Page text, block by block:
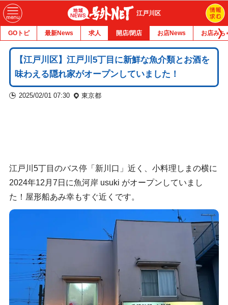
江戸川区
GOトピ 最新News 求人 開店/閉店 お店News お店みち
【江戸川区】江戸川5丁目に新鮮な魚介類とお酒を
味わえる隠れ家がオープンしていました！
2025/02/01 07:30 東京都
江戸川5丁目のバス停「新川口」近く、小料理しまの横に
2024年12月7日に魚河岸 usuki がオープンしていまし
た！屋形船あみ幸もすぐ近くです。